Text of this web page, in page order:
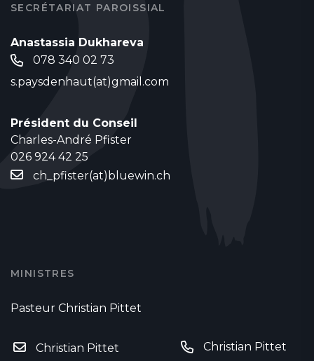
SECRÉTARIAT PAROISSIAL
Anastassia Dukhareva
078 340 02 73
s.paysdenhaut(at)gmail.com
Président du Conseil
Charles-André Pfister
026 924 42 25
ch_pfister(at)bluewin.ch
MINISTRES
Pasteur Christian Pittet
Christian Pittet Christian Pittet